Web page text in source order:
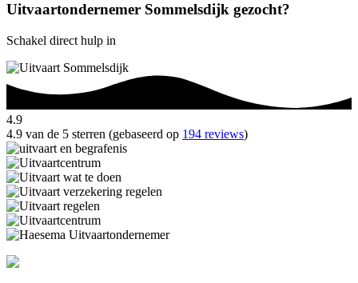
Uitvaartondernemer Sommelsdijk gezocht?
Schakel direct hulp in
4.9
4.9 van de 5 sterren (gebaseerd op 194 reviews)